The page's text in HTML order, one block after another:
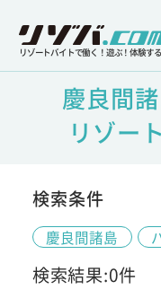
リゾートバイトで働く！遊ぶ！体験す
慶良間
リゾー
検索条件
慶良間諸島
検索結果:0件